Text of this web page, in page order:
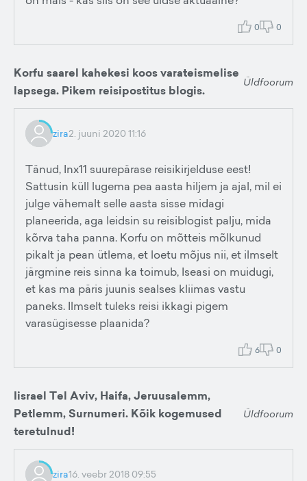
0 0
Korfu saarel kahekesi koos varateismelise
lapsega. Pikem reisipostitus blogis.
Üldfoorum
zira2. juuni 2020 11:16
Tänud, Inx11 suurepärase reisikirjelduse eest!
Sattusin küll lugema pea aasta hiljem ja ajal, mil ei
julge vähemalt selle aasta sisse midagi
planeerida, aga leidsin su reisiblogist palju, mida
kõrva taha panna. Korfu on mõtteis mõlkunud
pikalt ja pean ütlema, et loetu mõjus nii, et ilmselt
järgmine reis sinna ka toimub, Iseasi on muidugi,
et kas ma päris juunis sealses kliimas vastu
paneks. Ilmselt tuleks reisi ikkagi pigem
varasügisesse plaanida?
6 0
Iisrael Tel Aviv, Haifa, Jeruusalemm,
Petlemm, Surnumeri. Kõik kogemused
teretulnud!
Üldfoorum
zira16. veebr 2018 09:55